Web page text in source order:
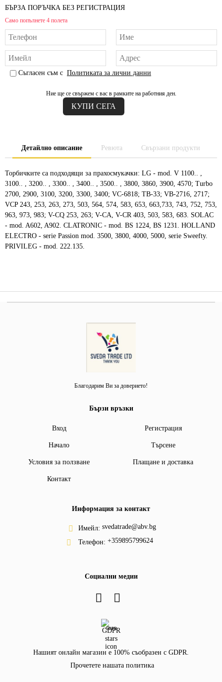
БЪРЗА ПОРЪЧКА БЕЗ РЕГИСТРАЦИЯ
Само попълнете 4 полета
Съгласен съм с Политиката за лични данни
Ние ще се свържем с вас в рамките на работния ден.
Детайлно описание Ревюта Свързани продукти
Торбичките са подходящи за прахосмукачки: LG - mod. V 1100.. ,
3100.. , 3200.. , 3300.. , 3400.. , 3500.. , 3800, 3860, 3900, 4570; Turbo
2700, 2900, 3100, 3200, 3300, 3400; VC-6818; TB-33; VB-2716, 2717;
VCP 243, 253, 263, 273, 503, 564, 574, 583, 653, 663,733, 743, 752, 753,
963, 973, 983; V-CQ 253, 263; V-CA, V-CR 403, 503, 583, 683. SOLAC
- mod. A602, A902. CLATRONIC - mod. BS 1224, BS 1231. HOLLAND
ELECTRO - serie Passion mod. 3500, 3800, 4000, 5000, serie Sweefty.
PRIVILEG - mod. 222.135.
Благодарим Ви за доверието!
Бързи връзки
Вход Регистрация
Начало Търсене
Условия за ползване Плащане и доставка
Контакт
Информация за контакт
Имейл: svedatrade@abv.bg
Телефон: +359895799624
Социални медии
GDPR
Нашият онлайн магазин е 100% съобразен с GDPR.
Прочетете нашата политика